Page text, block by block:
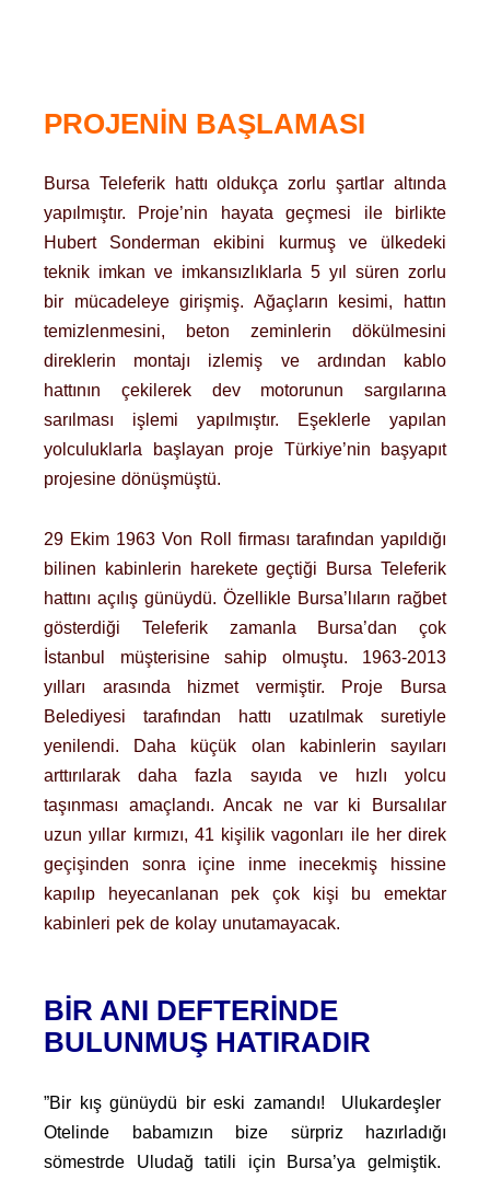
PROJENİN BAŞLAMASI
Bursa Teleferik hattı oldukça zorlu şartlar altında
yapılmıştır. Proje’nin hayata geçmesi ile birlikte
Hubert Sonderman ekibini kurmuş ve ülkedeki
teknik imkan ve imkansızlıklarla 5 yıl süren zorlu
bir mücadeleye girişmiş. Ağaçların kesimi, hattın
temizlenmesini, beton zeminlerin dökülmesini
direklerin montajı izlemiş ve ardından kablo
hattının çekilerek dev motorunun sargılarına
sarılması işlemi yapılmıştır. Eşeklerle yapılan
yolculuklarla başlayan proje Türkiye’nin başyapıt
projesine dönüşmüştü.
29 Ekim 1963 Von Roll firması tarafından yapıldığı
bilinen kabinlerin harekete geçtiği Bursa Teleferik
hattını açılış günüydü. Özellikle Bursa’lıların rağbet
gösterdiği Teleferik zamanla Bursa’dan çok
İstanbul müşterisine sahip olmuştu. 1963-2013
yılları arasında hizmet vermiştir. Proje Bursa
Belediyesi tarafından hattı uzatılmak suretiyle
yenilendi. Daha küçük olan kabinlerin sayıları
arttırılarak daha fazla sayıda ve hızlı yolcu
taşınması amaçlandı. Ancak ne var ki Bursalılar
uzun yıllar kırmızı, 41 kişilik vagonları ile her direk
geçişinden sonra içine inme inecekmiş hissine
kapılıp heyecanlanan pek çok kişi bu emektar
kabinleri pek de kolay unutamayacak.
BIR ANI DEFTERINDE
BULUNMUŞ HATIRADIR
”Bir kış günüydü bir eski zamandı! Ulukardeşler
Otelinde babamızın bize sürpriz hazırladığı
sömestrde Uludağ tatili için Bursa’ya gelmiştik.